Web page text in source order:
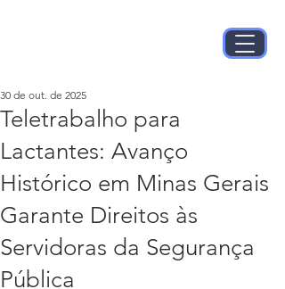
Teletrabalho para
Lactantes: Avanço
Histórico em Minas Gerais
Garante Direitos às
Servidoras da Segurança
Pública
30 de out. de 2025